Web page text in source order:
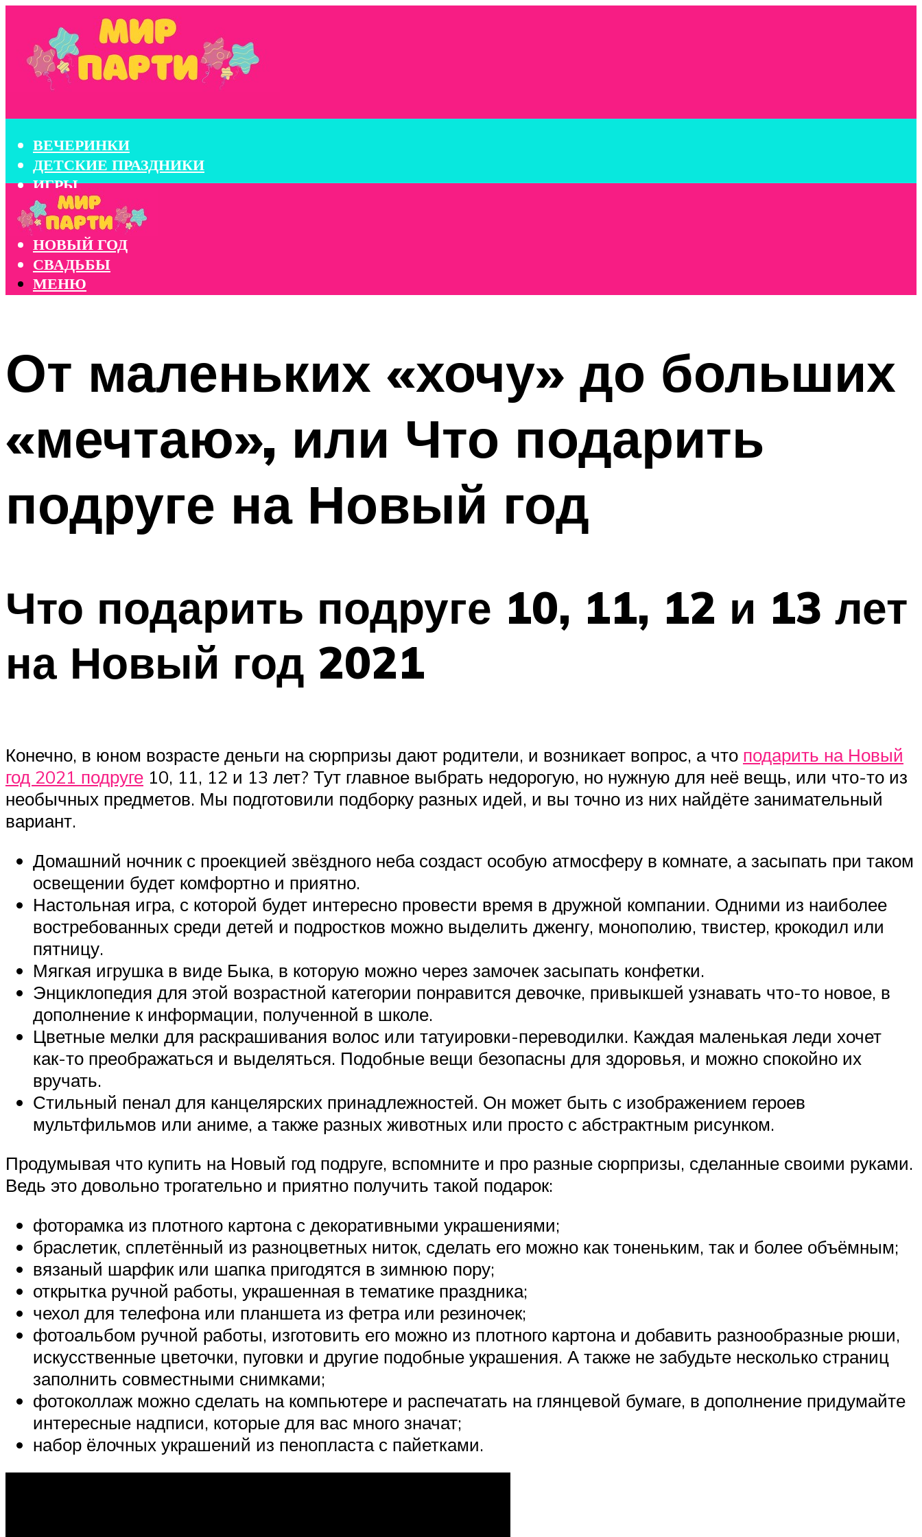
ВЕЧЕРИНКИ
ДЕТСКИЕ ПРАЗДНИКИ
ИГРЫ
КОНКУРСЫ
КОРПОРАТИВЫ
НОВЫЙ ГОД
СВАДЬБЫ
МЕНЮ
От маленьких «хочу» до больших
«мечтаю», или Что подарить
подруге на Новый год
Что подарить подруге 10, 11, 12 и 13 лет
на Новый год 2021
Конечно, в юном возрасте деньги на сюрпризы дают родители, и возникает вопрос, а что подарить на Новый
год 2021 подруге 10, 11, 12 и 13 лет? Тут главное выбрать недорогую, но нужную для неё вещь, или что-то из
необычных предметов. Мы подготовили подборку разных идей, и вы точно из них найдёте занимательный
вариант.
Домашний ночник с проекцией звёздного неба создаст особую атмосферу в комнате, а засыпать при таком
освещении будет комфортно и приятно.
Настольная игра, с которой будет интересно провести время в дружной компании. Одними из наиболее
востребованных среди детей и подростков можно выделить дженгу, монополию, твистер, крокодил или
пятницу.
Мягкая игрушка в виде Быка, в которую можно через замочек засыпать конфетки.
Энциклопедия для этой возрастной категории понравится девочке, привыкшей узнавать что-то новое, в
дополнение к информации, полученной в школе.
Цветные мелки для раскрашивания волос или татуировки-переводилки. Каждая маленькая леди хочет
как-то преображаться и выделяться. Подобные вещи безопасны для здоровья, и можно спокойно их
вручать.
Стильный пенал для канцелярских принадлежностей. Он может быть с изображением героев
мультфильмов или аниме, а также разных животных или просто с абстрактным рисунком.
Продумывая что купить на Новый год подруге, вспомните и про разные сюрпризы, сделанные своими руками.
Ведь это довольно трогательно и приятно получить такой подарок:
фоторамка из плотного картона с декоративными украшениями;
браслетик, сплетённый из разноцветных ниток, сделать его можно как тоненьким, так и более объёмным;
вязаный шарфик или шапка пригодятся в зимнюю пору;
открытка ручной работы, украшенная в тематике праздника;
чехол для телефона или планшета из фетра или резиночек;
фотоальбом ручной работы, изготовить его можно из плотного картона и добавить разнообразные рюши,
искусственные цветочки, пуговки и другие подобные украшения. А также не забудьте несколько страниц
заполнить совместными снимками;
фотоколлаж можно сделать на компьютере и распечатать на глянцевой бумаге, в дополнение придумайте
интересные надписи, которые для вас много значат;
набор ёлочных украшений из пенопласта с пайетками.